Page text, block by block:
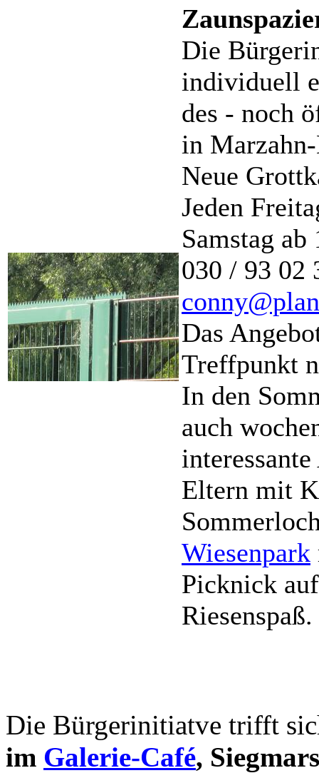
Die
individuell
des - noch
in
Neue
Jeden
Samstag
030 / 93 02
Das
Treffpunkt
In den
auch
Eltern mit
Wiesenpark
Picknick
Riesenspaß.
Die Bürgerinitiatve trifft
im Galerie-Café,